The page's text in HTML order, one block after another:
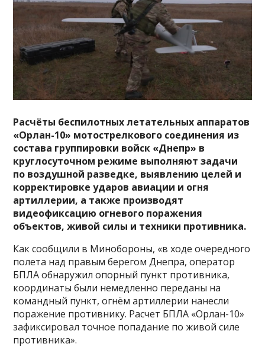
Расчёты беспилотных летательных аппаратов
«Орлан-10» мотострелкового соединения из
состава группировки войск «Днепр» в
круглосуточном режиме выполняют задачи
по воздушной разведке, выявлению целей и
корректировке ударов авиации и огня
артиллерии, а также производят
видеофиксацию огневого поражения
объектов, живой силы и техники противника.
Как сообщили в Минобороны, «в ходе очередного
полета над правым берегом Днепра, оператор
БПЛА обнаружил опорный пункт противника,
координаты были немедленно переданы на
командный пункт, огнём артиллерии нанесли
поражение противнику. Расчет БПЛА «Орлан-10»
зафиксировал точное попадание по живой силе
противника».